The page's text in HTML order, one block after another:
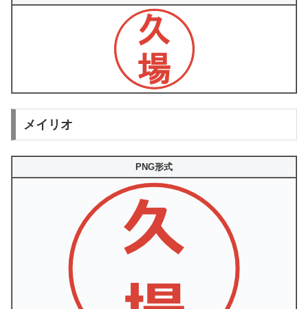
メイリオ
PNG形式